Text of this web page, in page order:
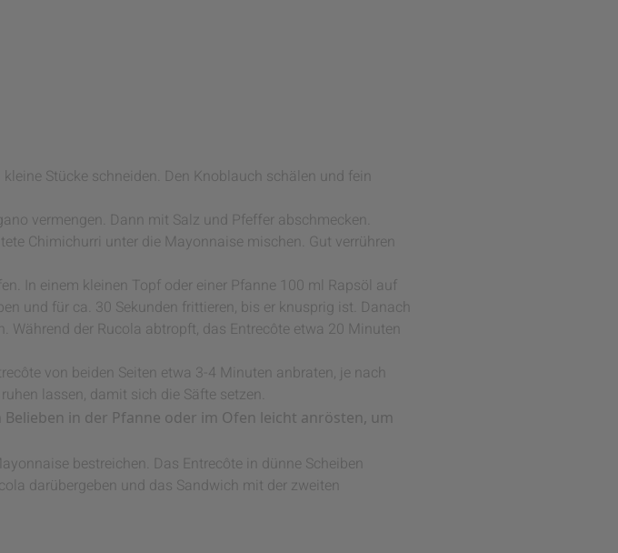
Stücke schneiden. Den Knoblauch schälen und fein
vermengen. Dann mit Salz und Pfeffer abschmecken.
Chimichurri unter die Mayonnaise mischen. Gut verrühren
In einem kleinen Topf oder einer Pfanne 100 ml Rapsöl auf
und für ca. 30 Sekunden frittieren, bis er knusprig ist. Danach
der Rucola abtropft, das Entrecôte etwa 20 Minuten
von beiden Seiten etwa 3-4 Minuten anbraten, je nach
lassen, damit sich die Säfte setzen.
in der Pfanne oder im Ofen leicht anrösten, um
bestreichen. Das Entrecôte in dünne Scheiben
darübergeben und das Sandwich mit der zweiten